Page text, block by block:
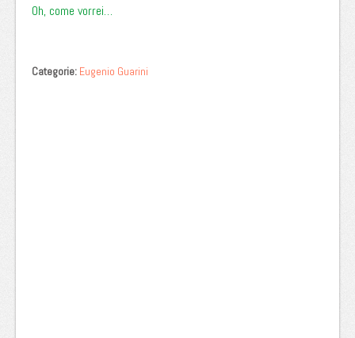
Oh, come vorrei…
Categorie: Eugenio Guarini